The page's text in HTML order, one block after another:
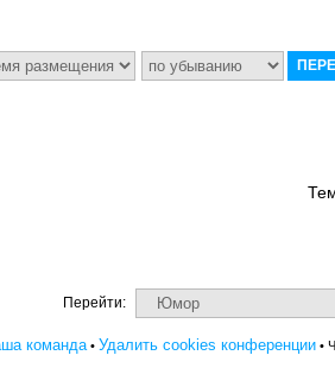
Перейти:
команда• Удалить cookies конференции •